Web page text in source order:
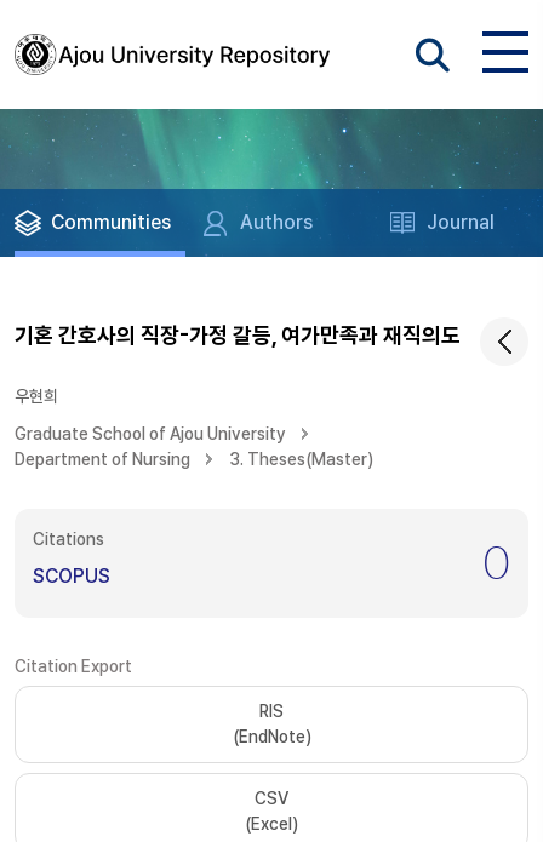
Communities Authors Journal
기혼 간호사의 직장-가정 갈등, 여가만족과 재직의도
우현희
Graduate School of Ajou University
Department of Nursing
3. Theses(Master)
Citations
SCOPUS 0
Citation Export
RIS
(EndNote)
CSV
(Excel)